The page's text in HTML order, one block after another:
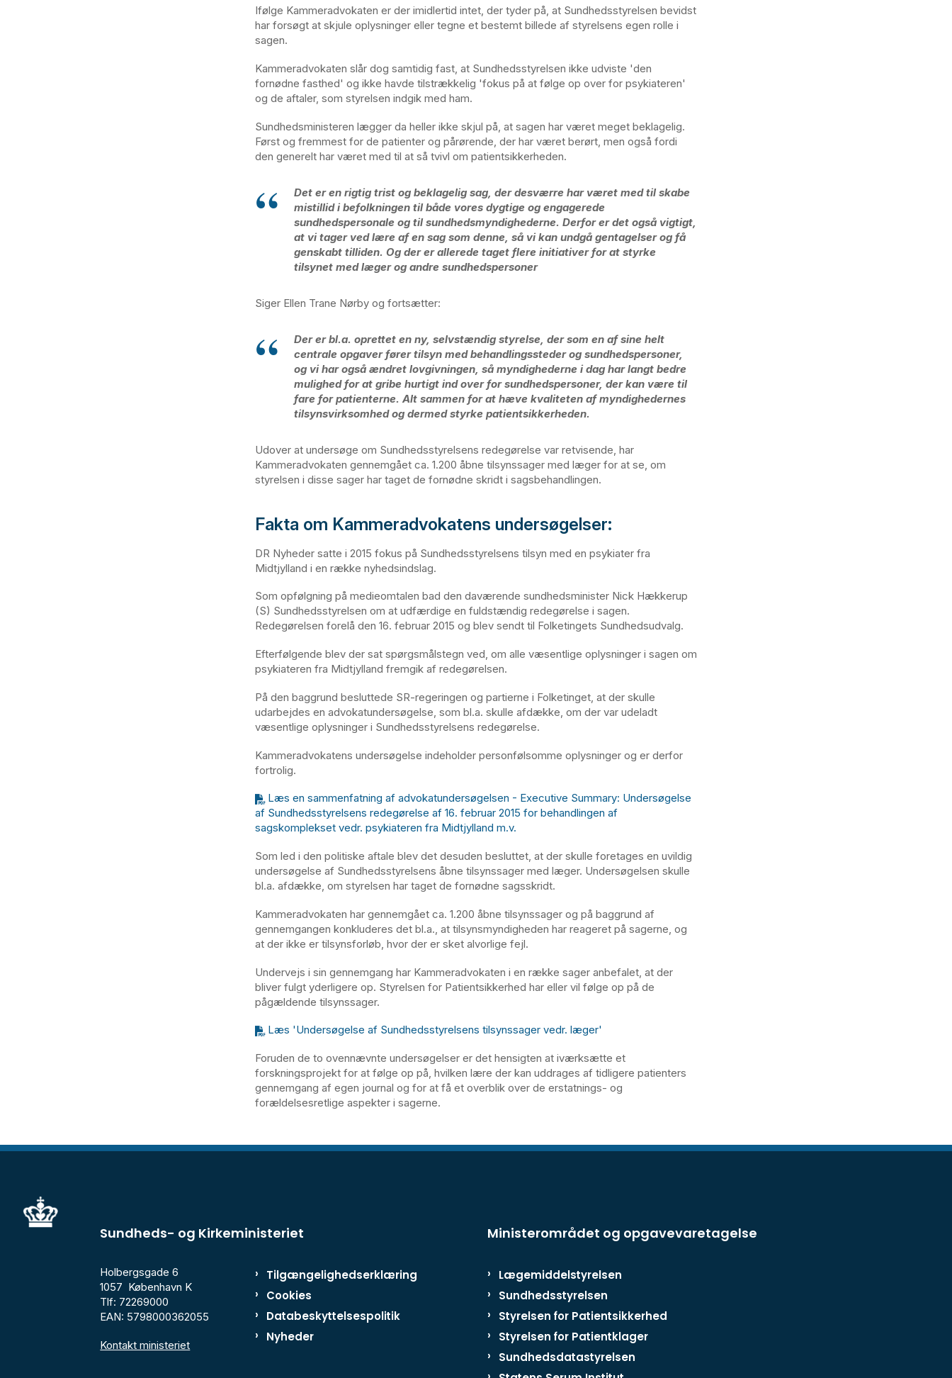
Ifølge Kammeradvokaten er der imidlertid intet, der tyder på, at Sundhedsstyrelsen bevidst
har forsøgt at skjule oplysninger eller tegne et bestemt billede af styrelsens egen rolle i
sagen.
Kammeradvokaten slår dog samtidig fast, at Sundhedsstyrelsen ikke udviste 'den
fornødne fasthed' og ikke havde tilstrækkelig 'fokus på at følge op over for psykiateren'
og de aftaler, som styrelsen indgik med ham.
Sundhedsministeren lægger da heller ikke skjul på, at sagen har været meget beklagelig.
Først og fremmest for de patienter og pårørende, der har været berørt, men også fordi
den generelt har været med til at så tvivl om patientsikkerheden.
Det er en rigtig trist og beklagelig sag, der desværre har været med til skabe
mistillid i befolkningen til både vores dygtige og engagerede
sundhedspersonale og til sundhedsmyndighederne. Derfor er det også vigtigt,
at vi tager ved lære af en sag som denne, så vi kan undgå gentagelser og få
genskabt tilliden. Og der er allerede taget flere initiativer for at styrke
tilsynet med læger og andre sundhedspersoner
Siger Ellen Trane Nørby og fortsætter:
Der er bl.a. oprettet en ny, selvstændig styrelse, der som en af sine helt
centrale opgaver fører tilsyn med behandlingssteder og sundhedspersoner,
og vi har også ændret lovgivningen, så myndighederne i dag har langt bedre
mulighed for at gribe hurtigt ind over for sundhedspersoner, der kan være til
fare for patienterne. Alt sammen for at hæve kvaliteten af myndighedernes
tilsynsvirksomhed og dermed styrke patientsikkerheden.
Udover at undersøge om Sundhedsstyrelsens redegørelse var retvisende, har
Kammeradvokaten gennemgået ca. 1.200 åbne tilsynssager med læger for at se, om
styrelsen i disse sager har taget de fornødne skridt i sagsbehandlingen.
Fakta om Kammeradvokatens undersøgelser:
DR Nyheder satte i 2015 fokus på Sundhedsstyrelsens tilsyn med en psykiater fra
Midtjylland i en række nyhedsindslag.
Som opfølgning på medieomtalen bad den daværende sundhedsminister Nick Hækkerup
(S) Sundhedsstyrelsen om at udfærdige en fuldstændig redegørelse i sagen.
Redegørelsen forelå den 16. februar 2015 og blev sendt til Folketingets Sundhedsudvalg.
Efterfølgende blev der sat spørgsmålstegn ved, om alle væsentlige oplysninger i sagen om
psykiateren fra Midtjylland fremgik af redegørelsen.
På den baggrund besluttede SR-regeringen og partierne i Folketinget, at der skulle
udarbejdes en advokatundersøgelse, som bl.a. skulle afdække, om der var udeladt
væsentlige oplysninger i Sundhedsstyrelsens redegørelse.
Kammeradvokatens undersøgelse indeholder personfølsomme oplysninger og er derfor
fortrolig.
Læs en sammenfatning af advokatundersøgelsen - Executive Summary: Undersøgelse
af Sundhedsstyrelsens redegørelse af 16. februar 2015 for behandlingen af
sagskomplekset vedr. psykiateren fra Midtjylland m.v.
Som led i den politiske aftale blev det desuden besluttet, at der skulle foretages en uvildig
undersøgelse af Sundhedsstyrelsens åbne tilsynssager med læger. Undersøgelsen skulle
bl.a. afdække, om styrelsen har taget de fornødne sagsskridt.
Kammeradvokaten har gennemgået ca. 1.200 åbne tilsynssager og på baggrund af
gennemgangen konkluderes det bl.a., at tilsynsmyndigheden har reageret på sagerne, og
at der ikke er tilsynsforløb, hvor der er sket alvorlige fejl.
Undervejs i sin gennemgang har Kammeradvokaten i en række sager anbefalet, at der
bliver fulgt yderligere op. Styrelsen for Patientsikkerhed har eller vil følge op på de
pågældende tilsynssager.
Læs 'Undersøgelse af Sundhedsstyrelsens tilsynssager vedr. læger'
Foruden de to ovennævnte undersøgelser er det hensigten at iværksætte et
forskningsprojekt for at følge op på, hvilken lære der kan uddrages af tidligere patienters
gennemgang af egen journal og for at få et overblik over de erstatnings- og
forældelsesretlige aspekter i sagerne.
Sundheds- og Kirkeministeriet Ministerområdet og opgavevaretagelse
Holbergsgade 6
1057 København K
Tlf: 72269000
EAN: 5798000362055
Kontakt ministeriet
Tilgængelighedserklæring
Cookies
Databeskyttelsespolitik
Nyheder
Lægemiddelstyrelsen
Sundhedsstyrelsen
Styrelsen for Patientsikkerhed
Styrelsen for Patientklager
Sundhedsdatastyrelsen